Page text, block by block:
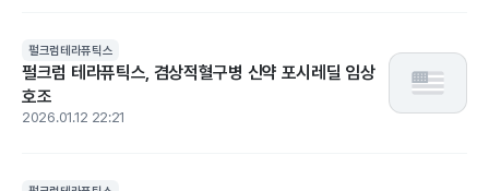
펄크럼테라퓨틱스
펄크럼 테라퓨틱스, 겸상적혈구병 신약 포시레딜 임상
호조
2026.01.12 22:21